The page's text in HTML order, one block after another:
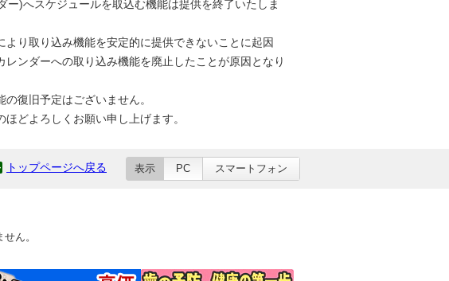
)へスケジュールを取込む機能は提供を終了いたしま
り取り込み機能を安定的に提供できないことに起因
ンダーへの取り込み機能を廃止したことが原因となり
復旧予定はございません。
どよろしくお願い申し上げます。
トップページへ戻る 表示 PC スマートフォン
ん。